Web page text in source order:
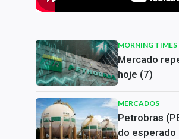
MORNING TIMES
Mercado
hoje (7)
MERCADOS
Petrobras
do esperado